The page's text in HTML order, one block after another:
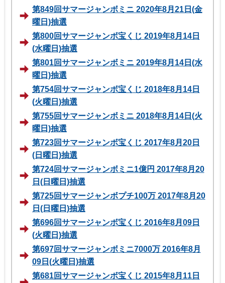
第849回サマージャンボミニ 2020年8月21日(金
曜日)抽選
第800回サマージャンボ宝くじ 2019年8月14日
(水曜日)抽選
第801回サマージャンボミニ 2019年8月14日(水
曜日)抽選
第754回サマージャンボ宝くじ 2018年8月14日
(火曜日)抽選
第755回サマージャンボミニ 2018年8月14日(火
曜日)抽選
第723回サマージャンボ宝くじ 2017年8月20日
(日曜日)抽選
第724回サマージャンボミニ1億円 2017年8月20
日(日曜日)抽選
第725回サマージャンボプチ100万 2017年8月20
日(日曜日)抽選
第696回サマージャンボ宝くじ 2016年8月09日
(火曜日)抽選
第697回サマージャンボミニ7000万 2016年8月
09日(火曜日)抽選
第681回サマージャンボ宝くじ 2015年8月11日